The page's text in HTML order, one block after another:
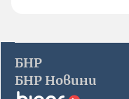
БНР
БНР Новини